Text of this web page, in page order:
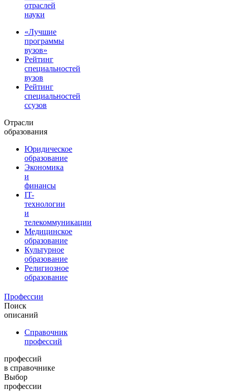
отраслей
науки
«Лучшие
программы
вузов»
Рейтинг
специальностей
вузов
Рейтинг
специальностей
ссузов
Отрасли
образования
Юридическое
образование
Экономика
и
финансы
IT-
технологии
и
телекоммуникации
Медицинское
образование
Культурное
образование
Религиозное
образование
Профессии
Поиск
описаний
Справочник
профессий
профессий
в справочнике
Выбор
профессии